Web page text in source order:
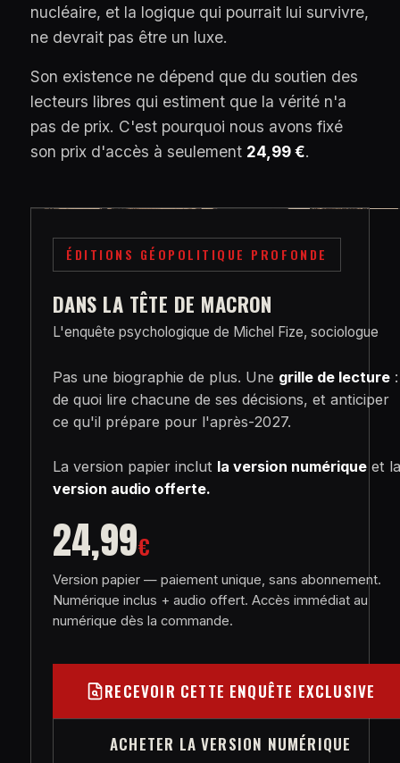
nucléaire, et la logique qui pourrait lui survivre,
ne devrait pas être un luxe.
Son existence ne dépend que du soutien des
lecteurs libres qui estiment que la vérité n'a
pas de prix. C'est pourquoi nous avons fixé
son prix d'accès à seulement 24,99 €.
ÉDITIONS GÉOPOLITIQUE PROFONDE
DANS LA TÊTE DE MACRON
L'enquête psychologique de Michel Fize, sociologue
Pas une biographie de plus. Une grille de lecture :
de quoi lire chacune de ses décisions, et anticiper
ce qu'il prépare pour l'après-2027.
La version papier inclut la version numérique et la
version audio offerte.
24,99€
Version papier — paiement unique, sans abonnement.
Numérique inclus + audio offert. Accès immédiat au
numérique dès la commande.
RECEVOIR CETTE ENQUÊTE EXCLUSIVE
ACHETER LA VERSION NUMÉRIQUE